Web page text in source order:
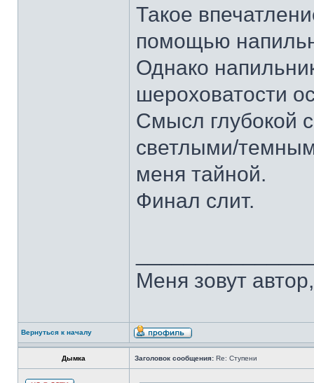
Такое
помощью
Однако
шероховатости
Смысл глубокой
светлыми/
меня тайной.
Финал слит.
Меня зовут
Вернуться к началу
Дымка Заголовок сообщения: Re: Ступени